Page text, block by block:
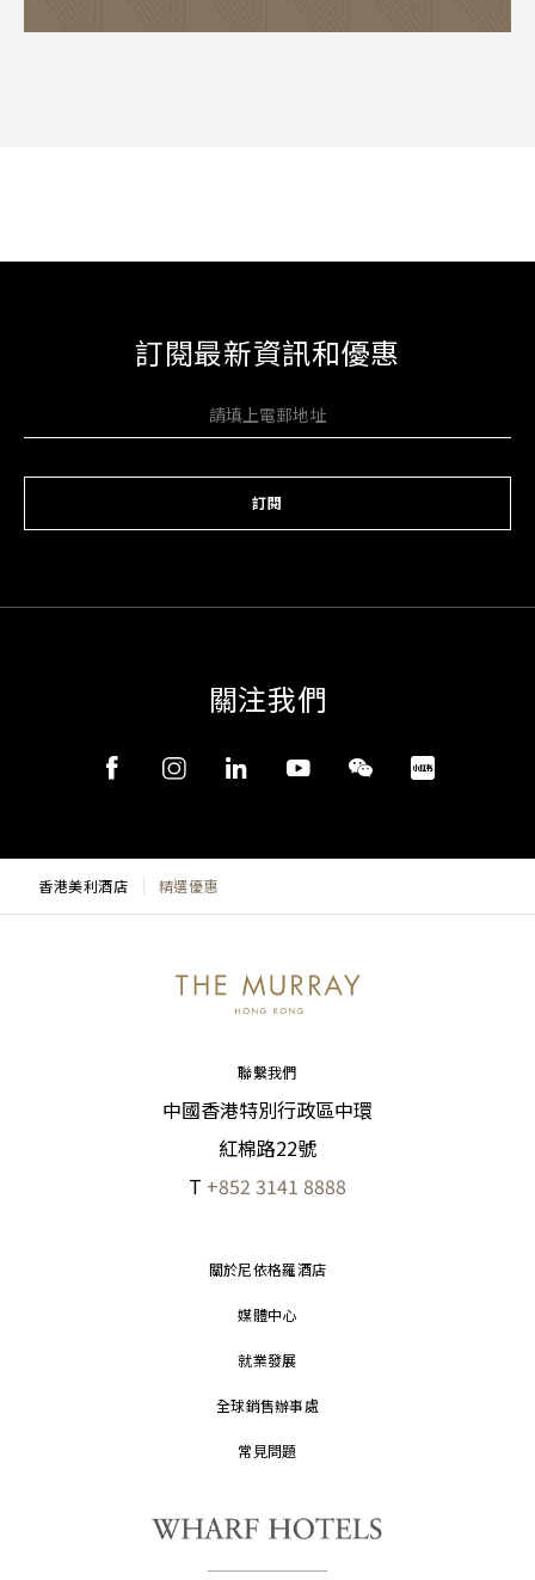
訂閱最新資訊和優惠
訂閱
關注我們
香港美利酒店 精選優惠
聯繫我們
中國香港特別行政區中環
紅棉路22號
T +852 3141 8888
關於尼依格羅酒店
媒體中心
就業發展
全球銷售辦事處
常見問題